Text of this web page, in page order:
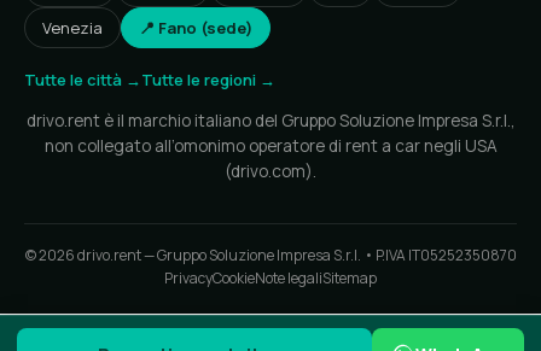
Venezia
📍 Fano (sede)
Tutte le città →Tutte le regioni →
drivo.rent è il marchio italiano del Gruppo Soluzione Impresa S.r.l.,
non collegato all’omonimo operatore di rent a car negli USA
(drivo.com).
© 2026 drivo.rent — Gruppo Soluzione Impresa S.r.l. • P.IVA IT05252350870
PrivacyCookieNote legaliSitemap